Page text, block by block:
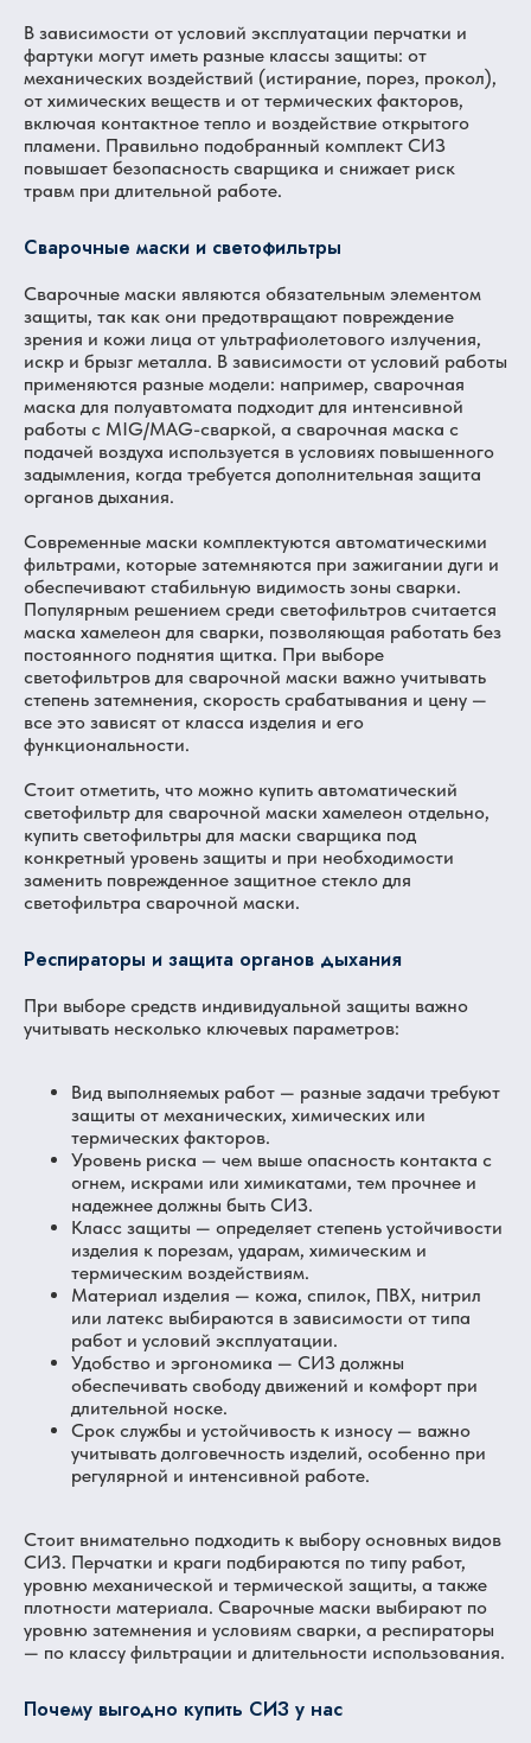
В зависимости от условий эксплуатации перчатки и
фартуки могут иметь разные классы защиты: от
механических воздействий (истирание, порез, прокол),
от химических веществ и от термических факторов,
включая контактное тепло и воздействие открытого
пламени. Правильно подобранный комплект СИЗ
повышает безопасность сварщика и снижает риск
травм при длительной работе.
Сварочные маски и светофильтры
Сварочные маски являются обязательным элементом
защиты, так как они предотвращают повреждение
зрения и кожи лица от ультрафиолетового излучения,
искр и брызг металла. В зависимости от условий работы
применяются разные модели: например, сварочная
маска для полуавтомата подходит для интенсивной
работы с MIG/MAG-сваркой, а сварочная маска с
подачей воздуха используется в условиях повышенного
задымления, когда требуется дополнительная защита
органов дыхания.
Современные маски комплектуются автоматическими
фильтрами, которые затемняются при зажигании дуги и
обеспечивают стабильную видимость зоны сварки.
Популярным решением среди светофильтров считается
маска хамелеон для сварки, позволяющая работать без
постоянного поднятия щитка. При выборе
светофильтров для сварочной маски важно учитывать
степень затемнения, скорость срабатывания и цену —
все это зависят от класса изделия и его
функциональности.
Стоит отметить, что можно купить автоматический
светофильтр для сварочной маски хамелеон отдельно,
купить светофильтры для маски сварщика под
конкретный уровень защиты и при необходимости
заменить поврежденное защитное стекло для
светофильтра сварочной маски.
Респираторы и защита органов дыхания
При выборе средств индивидуальной защиты важно
учитывать несколько ключевых параметров:
Вид выполняемых работ — разные задачи требуют
защиты от механических, химических или
термических факторов.
Уровень риска — чем выше опасность контакта с
огнем, искрами или химикатами, тем прочнее и
надежнее должны быть СИЗ.
Класс защиты — определяет степень устойчивости
изделия к порезам, ударам, химическим и
термическим воздействиям.
Материал изделия — кожа, спилок, ПВХ, нитрил
или латекс выбираются в зависимости от типа
работ и условий эксплуатации.
Удобство и эргономика — СИЗ должны
обеспечивать свободу движений и комфорт при
длительной носке.
Срок службы и устойчивость к износу — важно
учитывать долговечность изделий, особенно при
регулярной и интенсивной работе.
Стоит внимательно подходить к выбору основных видов
СИЗ. Перчатки и краги подбираются по типу работ,
уровню механической и термической защиты, а также
плотности материала. Сварочные маски выбирают по
уровню затемнения и условиям сварки, а респираторы
— по классу фильтрации и длительности использования.
Почему выгодно купить СИЗ у нас